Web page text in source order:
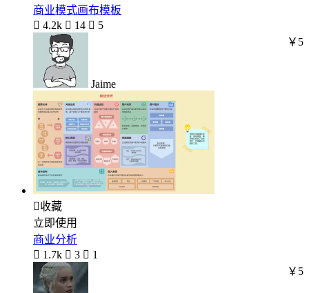
商业模式画布模板
 4.2k  14  5
Jaime
￥5
收藏
立即使用
商业分析
 1.7k  3  1
￥5